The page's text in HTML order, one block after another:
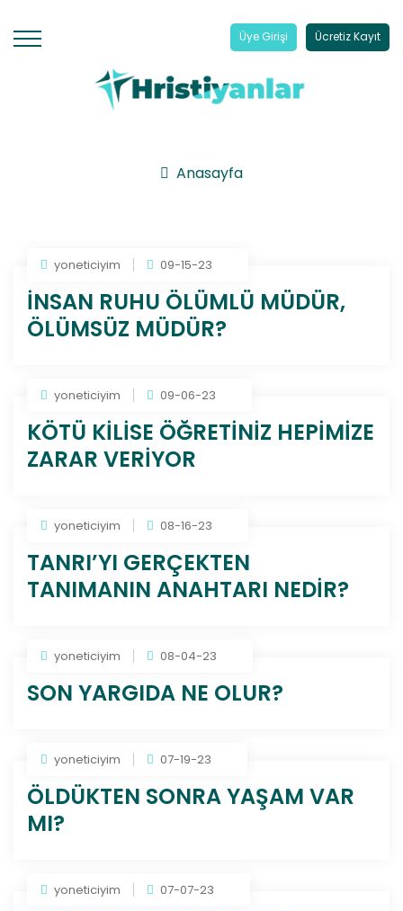
Üye Girişi Ücretiz Kayıt
Anasayfa
yoneticiyim 09-15-23
İNSAN RUHU ÖLÜMLÜ MÜDÜR,
ÖLÜMSÜZ MÜDÜR?
yoneticiyim 09-06-23
KÖTÜ KİLİSE ÖĞRETİNİZ HEPİMİZE
ZARAR VERİYOR
yoneticiyim 08-16-23
TANRI’YI GERÇEKTEN
TANIMANIN ANAHTARI NEDİR?
yoneticiyim 08-04-23
SON YARGIDA NE OLUR?
yoneticiyim 07-19-23
ÖLDÜKTEN SONRA YAŞAM VAR
MI?
yoneticiyim 07-07-23